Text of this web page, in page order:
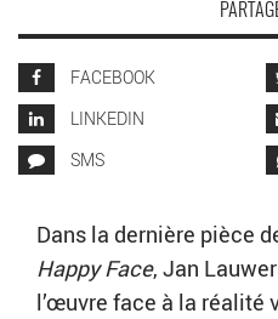
FACEBOOK
LINKEDIN
SMS
Dans la dernière pièce
Happy Face, Jan
l’œuvre face à la réalité